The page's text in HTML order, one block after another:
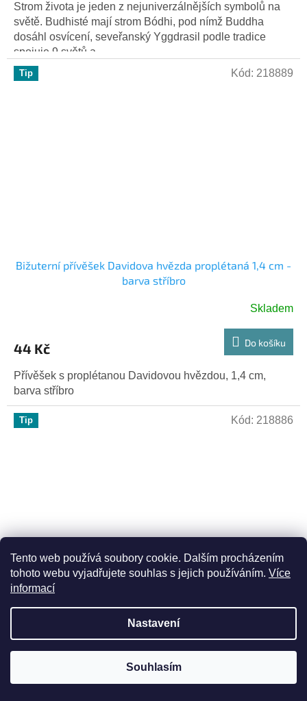
Tento web používá soubory cookie. Dalším procházením
tohoto webu vyjadřujete souhlas s jejich používáním. Více
informací
Nastavení
Souhlasím
Strom života je jeden z nejuniverzálnějších symbolů na
světě. Budhisté mají strom Bódhi, pod nímž Buddha
dosáhl osvícení, seveřanský Yggdrasil podle tradice
spojuje 9 světů a...
Tip
Bižuterní přívěšek Davidova hvězda proplétaná 1,4 cm -
barva stříbro
Skladem
44 Kč Do košíku
Přívěšek s proplétanou Davidovou hvězdou, 1,4 cm,
barva stříbro
Kód: 218889
Tip
Bižuterní přívěšek Davidova hvězda proplétaná 1,6 cm -
barva stříbro
Kód: 218886